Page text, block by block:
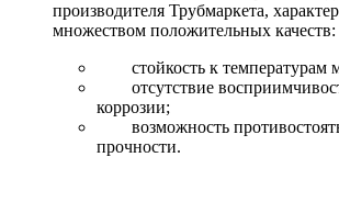
производителя Трубмаркета,
множеством положительных качеств:
стойкость к температурам
отсутствие
коррозии;
возможность
прочности.